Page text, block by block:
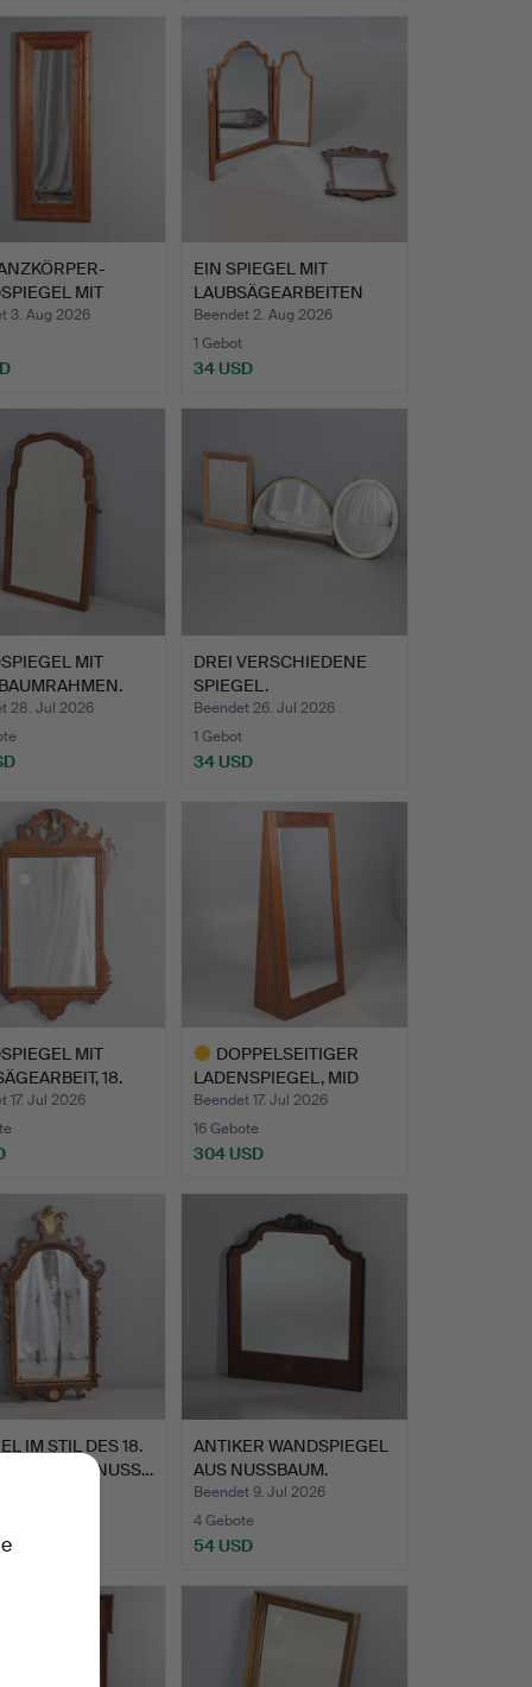
MIT
3. Aug 2026
EIN SPIEGEL MIT
LAUBSÄGEARBEITEN
UND EIN D…
Beendet 2. Aug 2026
1 Gebot
34 USD
MIT
28. Jul 2026
DREI VERSCHIEDENE
SPIEGEL.
Beendet 26. Jul 2026
1 Gebot
34 USD
MIT
18.
17. Jul 2026
DOPPELSEITIGER
LADENSPIEGEL, MID
CENTURY.
Beendet 17. Jul 2026
16 Gebote
304 USD
IM STIL DES 18.
NUSS…
ANTIKER WANDSPIEGEL
AUS NUSSBAUM.
Beendet 9. Jul 2026
4 Gebote
54 USD